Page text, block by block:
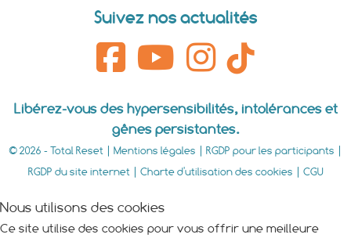
Suivez nos actualités
Libérez-vous des hypersensibilités, intolérances et
gênes persistantes.
© 2026 - Total Reset | Mentions légales RGDP pour les participants
RGDP du site internet
Charte d'utilisation des cookies CGU
Nous utilisons des cookies
Ce site utilise des cookies pour vous offrir une meilleure